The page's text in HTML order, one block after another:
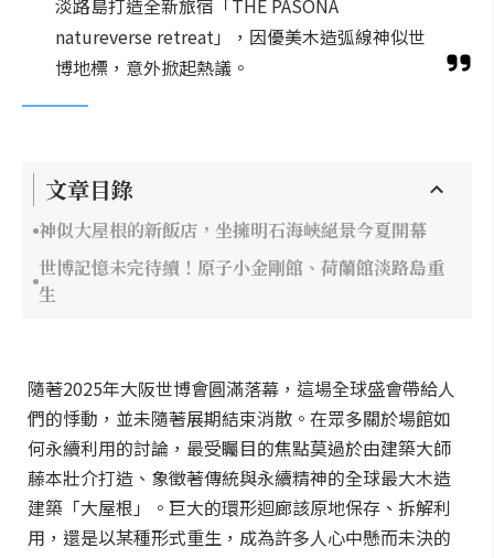
淡路島打造全新旅宿「THE PASONA
natureverse retreat」，因優美木造弧線神似世
博地標，意外掀起熱議。
文章目錄
神似大屋根的新飯店，坐擁明石海峽絕景今夏開幕
世博記憶未完待續！原子小金剛館、荷蘭館淡路島重
生
隨著2025年大阪世博會圓滿落幕，這場全球盛會帶給人
們的悸動，並未隨著展期結束消散。在眾多關於場館如
何永續利用的討論，最受矚目的焦點莫過於由建築大師
藤本壯介打造、象徵著傳統與永續精神的全球最大木造
建築「大屋根」。巨大的環形迴廊該原地保存、拆解利
用，還是以某種形式重生，成為許多人心中懸而未決的